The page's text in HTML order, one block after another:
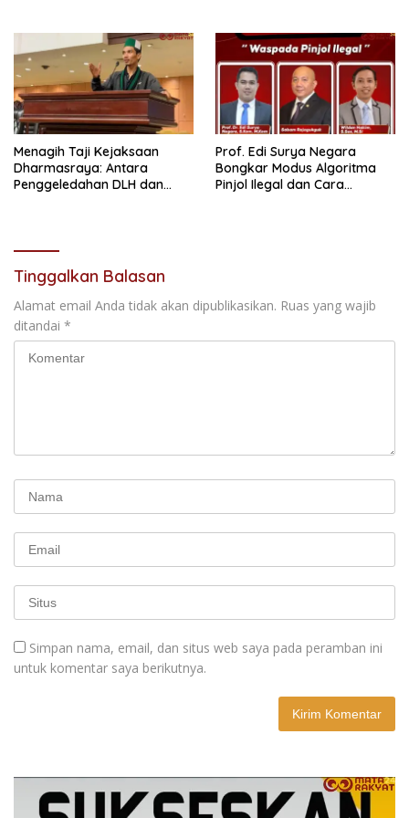
Menagih Taji Kejaksaan
Dharmasraya: Antara
Penggeledahan DLH dan
Prof. Edi Surya Negara
Bongkar Modus Algoritma
Pinjol Ilegal dan Cara
Tinggalkan Balasan
Alamat email Anda tidak akan dipublikasikan. Ruas yang wajib
ditandai *
Simpan nama, email, dan situs web saya pada peramban ini
untuk komentar saya berikutnya.